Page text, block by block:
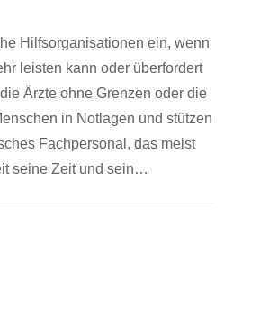
Hilfsorganisationen ein, wenn
leisten kann oder überfordert
Ärzte ohne Grenzen oder die
in Notlagen und stützen
Fachpersonal, das meist
seine Zeit und sein…